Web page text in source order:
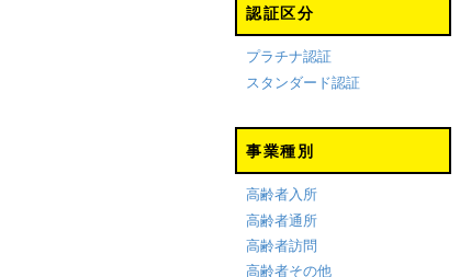
認証区分
プラチナ認証
スタンダード認証
事業種別
高齢者入所
高齢者通所
高齢者訪問
高齢者その他